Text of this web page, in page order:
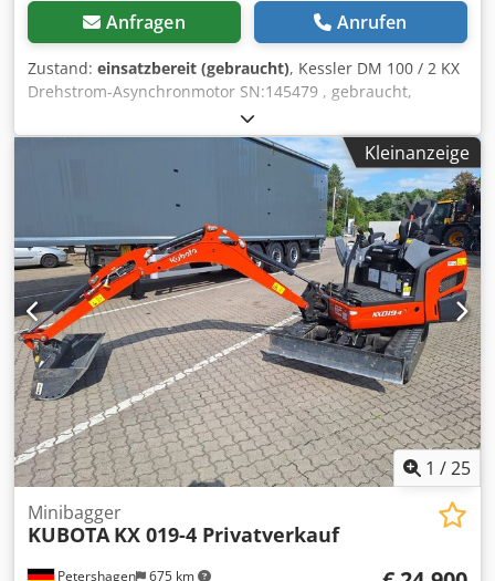
Anfragen Anrufen
Zustand: einsatzbereit (gebraucht), Kessler DM 100 / 2 KX
Drehstrom-Asynchronmotor SN:145479 , gebraucht,
normale Gebrauchsspuren, 100% funktionsfähig,
Lieferumfang gem. Fotos Dcodsi D Iytjpfx Afiok
Kleinanzeige
1 /25
Petershagen 675 km
Minibagger
KUBOTA KX 019-4 Privatverkauf